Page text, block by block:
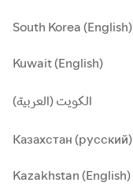
South Korea (English)
Kuwait (English)
الكويت (العربية)
Казахстан (русский)
Kazakhstan (English)